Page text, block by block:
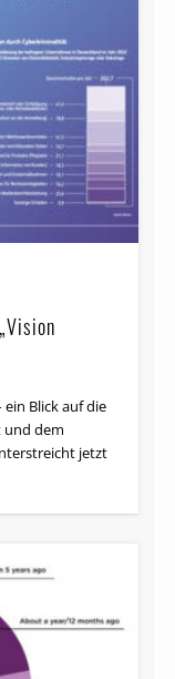
ein Blick auf die
und dem
jetzt